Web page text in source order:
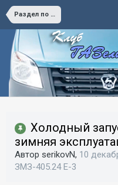
Раздел по ЗМЗ-405.24 E-3
Холодный
зимняя
Автор serikovN, 10
ЗМЗ-405.24 E-3